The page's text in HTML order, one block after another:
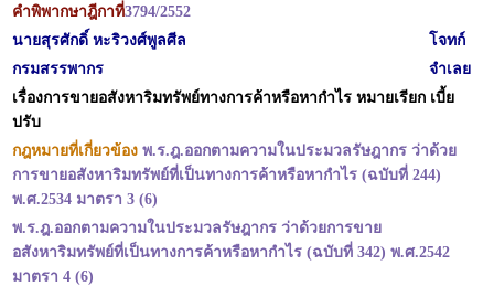
คำพิพากษาฎีกาที่3794/2552
นายสุรศักดิ์ หะริวงศ์พูลศีล
โจทก์
กรมสรรพากร
จำเลย
เรื่องการขายอสังหาริมทรัพย์ทางการค้าหรือหากำไร หมายเรียก เบี้ย
ปรับ
กฎหมายที่เกี่ยวข้อง พ.ร.ฎ.ออกตามความในประมวลรัษฎากร ว่าด้วย
การขายอสังหาริมทรัพย์ที่เป็นทางการค้าหรือหากำไร (ฉบับที่ 244)
พ.ศ.2534 มาตรา 3 (6)
พ.ร.ฎ.ออกตามความในประมวลรัษฎากร ว่าด้วยการขาย
อสังหาริมทรัพย์ที่เป็นทางการค้าหรือหากำไร (ฉบับที่ 342) พ.ศ.2542
มาตรา 4 (6)